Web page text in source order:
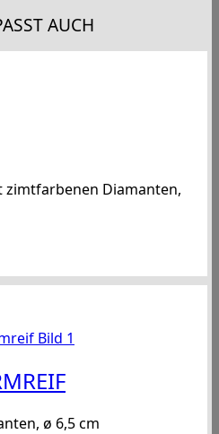
AUCH
zimtfarbenen Diamanten,
ø 6,5 cm